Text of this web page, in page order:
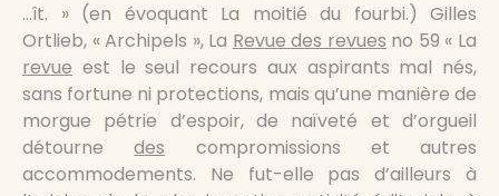
…ît. » (en évoquant La moitié du fourbi.) Gilles
Ortlieb, « Archipels », La Revue des revues no 59 « La
revue est le seul recours aux aspirants mal nés,
sans fortune ni protections, mais qu’une manière de
morgue pétrie d’espoir, de naïveté et d’orgueil
détournedes compromissions et autres
accommodements. Ne fut-elle pas d’ailleurs à